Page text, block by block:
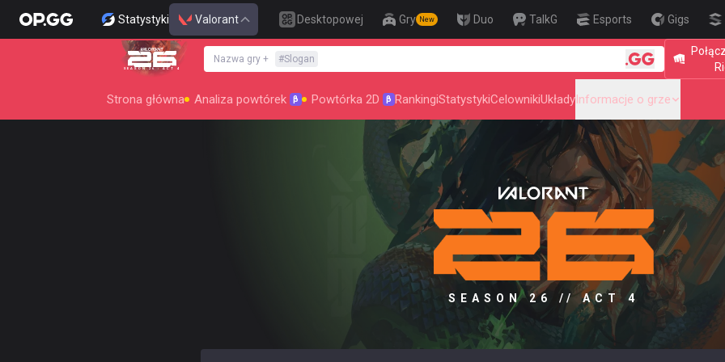
Statystyki Valorant Desktopowej Gry New Duo TalkG Esports Gigs
SEASON 26 : ACT 4
Nazwa gry + #Slogan 🎯 Level Up
Strona główna Analiza powtórek β Powtórka 2D β RankingiStatystykiCelownikiUkładyInformacje o grze
SEASON 26 // ACT 4